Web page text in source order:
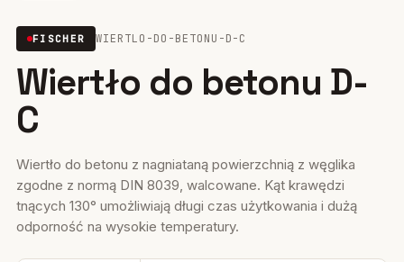
Mocowania elektryczne
Wkręty
Firestop
Uszczelniacze, piany kleje
Systemy fasadowe
FISCHER WIERTLO-DO-BETONU-D-C
Wiertło do betonu D-
C
Wiertło do betonu z nagniataną powierzchnią z węglika
zgodne z normą DIN 8039, walcowane. Kąt krawędzi
tnących 130° umożliwiają długi czas użytkowania i dużą
odporność na wysokie temperatury.